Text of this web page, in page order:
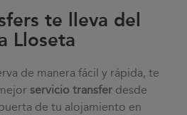
te lleva del
Lloseta
de manera fácil y rápida, te
servicio transfer desde
de tu alojamiento en